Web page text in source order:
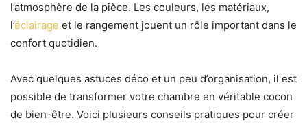
l’atmosphère de la pièce. Les couleurs, les matériaux,
l’éclairage et le rangement jouent un rôle important dans le
confort quotidien.
Avec quelques astuces déco et un peu d’organisation, il est
possible de transformer votre chambre en véritable cocon
de bien-être. Voici plusieurs conseils pratiques pour créer